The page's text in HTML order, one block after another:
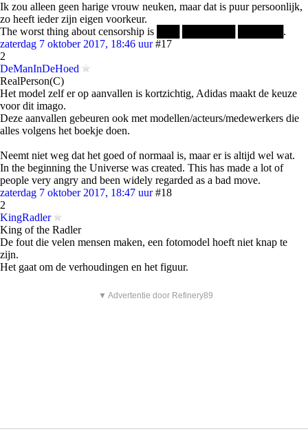
Ik zou alleen geen harige vrouw neuken, maar dat is puur persoonlijk,
zo heeft ieder zijn eigen voorkeur.
The worst thing about censorship is ███ ███████ ██████.
zaterdag 7 oktober 2017, 18:46 uur #17
2
DeManInDeHoed
RealPerson(C)
Het model zelf er op aanvallen is kortzichtig, Adidas maakt de keuze
voor dit imago.
Deze aanvallen gebeuren ook met modellen/acteurs/medewerkers die
alles volgens het boekje doen.
Neemt niet weg dat het goed of normaal is, maar er is altijd wel wat.
In the beginning the Universe was created. This has made a lot of
people very angry and been widely regarded as a bad move.
zaterdag 7 oktober 2017, 18:47 uur #18
2
KingRadler
King of the Radler
De fout die velen mensen maken, een fotomodel hoeft niet knap te
zijn.
Het gaat om de verhoudingen en het figuur.
▼ Advertentie door Refinery89